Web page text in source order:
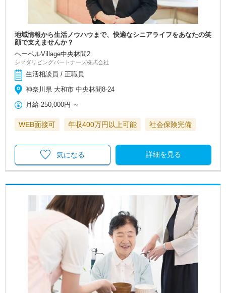
地域情報から生活ノウハウまで、快適なシニアライフをあなたの笑
顔で支えませんか？
ヘーベルVillage中央林間2
シマダリビングパートナーズ株式会社
生活相談員 / 正職員
神奈川県 大和市 中央林間8-24
月給 250,000円 ～
WEB面接可 年収400万円以上可能 社会保険完備
詳細を見る
気になる